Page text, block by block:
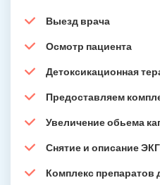
Выезд врача
Осмотр пациента
Детоксикационная
Предоставляем
Увеличение обьема
Снятие и описание ЭКГ
Комплекс препаратов